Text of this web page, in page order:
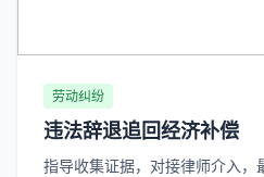
劳动纠纷
违法辞退追回经济补偿
指导收集证据，对接律师介入，